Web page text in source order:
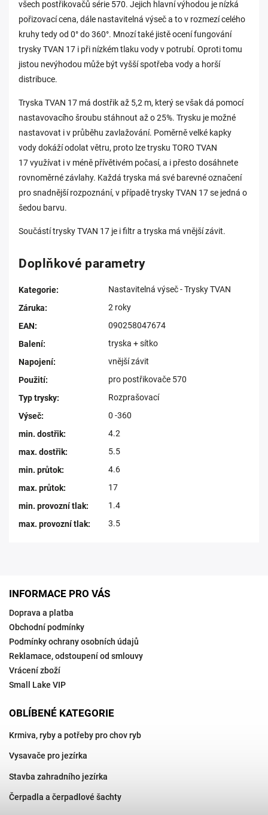
všech postřikovačů série 570. Jejich hlavní výhodou je nízká
pořizovací cena, dále nastavitelná výseč a to v rozmezí celého
kruhy tedy od 0° do 360°. Mnozí také jistě ocení fungování
trysky TVAN 17 i při nízkém tlaku vody v potrubí. Oproti tomu
jistou nevýhodou může být vyšší spotřeba vody a horší
distribuce.
Tryska TVAN 17 má dostřik až 5,2 m, který se však dá pomocí
nastavovacího šroubu stáhnout až o 25%. Trysku je možné
nastavovat i v průběhu zavlažování. Poměrně velké kapky
vody dokáží odolat větru, proto lze trysku TORO TVAN
17 využívat i v méně přívětivém počasí, a i přesto dosáhnete
rovnoměrné závlahy. Každá tryska má své barevné označení
pro snadnější rozpoznání, v případě trysky TVAN 17 se jedná o
šedou barvu.
Součástí trysky TVAN 17 je i filtr a tryska má vnější závit.
Doplňkové parametry
Kategorie:
Nastavitelná výseč - Trysky TVAN
Záruka:
2 roky
EAN:
090258047674
Balení:
tryska + sítko
Napojení:
vnější závit
Použití:
pro postřikovače 570
Typ trysky:
Rozprašovací
Výseč:
0 -360
min. dostřik:
4.2
max. dostřik:
5.5
min. průtok:
4.6
max. průtok:
17
min. provozní tlak:
1.4
max. provozní tlak: 3.5
INFORMACE PRO VÁS
Doprava a platba
Obchodní podmínky
Podmínky ochrany osobních údajů
Reklamace, odstoupení od smlouvy
Vrácení zboží
Small Lake VIP
OBLÍBENÉ KATEGORIE
Krmiva, ryby a potřeby pro chov ryb
Vysavače pro jezírka
Stavba zahradního jezírka
Čerpadla a čerpadlové šachty